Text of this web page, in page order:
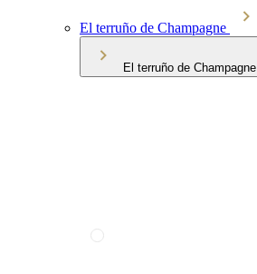
El terruño de Champagne
El terruño de Champagne